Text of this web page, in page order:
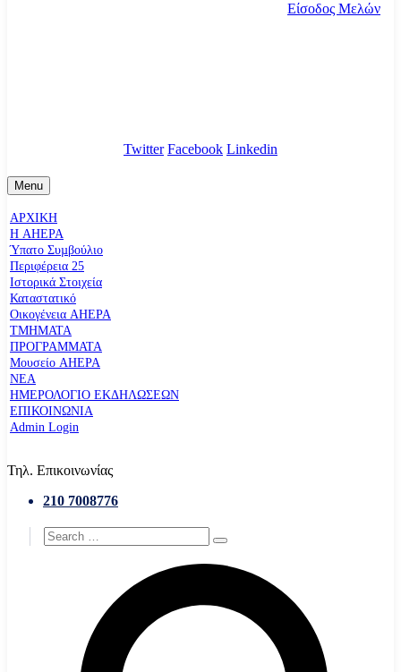
Είσοδος Μελών
Twitter Facebook Linkedin
Menu
ΑΡΧΙΚΗ
Η AHEPA
Ύπατο Συµβούλιο
Περιφέρεια 25
Ιστορικά Στοιχεία
Καταστατικό
Οικογένεια AHEPA
ΤΜΗΜΑΤΑ
ΠΡΟΓΡΑΜΜΑΤΑ
Μουσείο AHEPA
ΝΕΑ
ΗΜΕΡΟΛΟΓΙΟ ΕΚΔΗΛΩΣΕΩΝ
ΕΠΙΚΟΙΝΩΝΙΑ
Admin Login
Τηλ. Επικοινωνίας
210 7008776